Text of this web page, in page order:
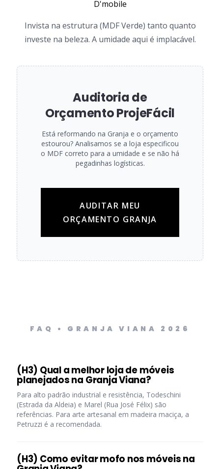
D'mobile
Invista na estrutura (MDF Verde) tanto quanto
investe na beleza. A umidade aqui é implacável.
Auditoria de
Orçamento ProjeFácil
Está reformando na Granja e o orçamento
estourou? Analisamos se a loja especificou
o MDF correto para a umidade e se não há
pegadinhas logísticas.
AUDITAR MEU
ORÇAMENTO GRANJA
FAQ • GRANJA VIANA 2026
(H3) Qual a melhor loja de móveis
planejados na Granja Viana?
Para alto padrão industrial e resistência, Todeschini
(Estrada da Aldeia) e Marel (Rua José Félix) são
referências. Para arte artesanal em madeira maciça, a
Petruzzi é a recomendada.
(H3) Como evitar mofo nos móveis na